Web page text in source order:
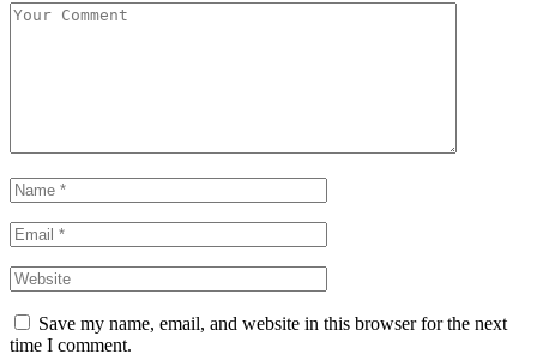
Save my name, email, and website in this browser for the next
time I comment.